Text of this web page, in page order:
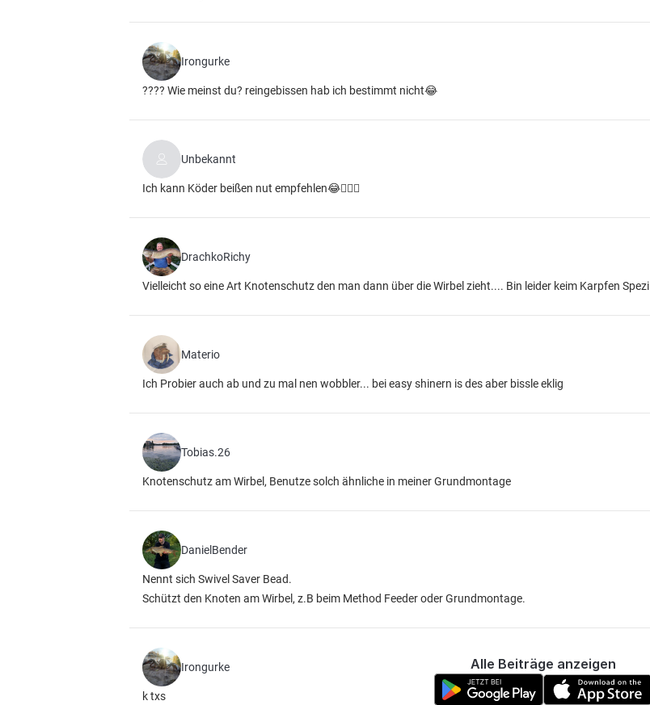
Irongurke
???? Wie meinst du? reingebissen hab ich bestimmt nicht😂
Unbekannt
Ich kann Köder beißen nut empfehlen😂🙋🏻‍♂️
DrachkoRichy
Vielleicht so eine Art Knotenschutz den man dann über die Wirbel zieht.... Bin leider keim Karpfen Spezi
Materio
Ich Probier auch ab und zu mal nen wobbler... bei easy shinern is des aber bissle eklig
Tobias.26
Knotenschutz am Wirbel, Benutze solch ähnliche in meiner Grundmontage
DanielBender
Nennt sich Swivel Saver Bead.
Schützt den Knoten am Wirbel, z.B beim Method Feeder oder Grundmontage.
Irongurke
k txs
Alle Beiträge anzeigen